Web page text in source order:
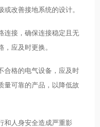
改善接地系统的设计。
连接，确保连接稳定且无
应及时更换。
合格的电气设备，应及时
量可靠的产品，以降低故
和人身安全造成严重影